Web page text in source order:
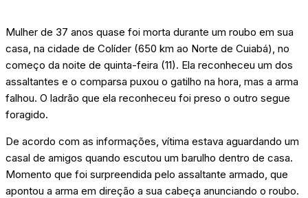
Mulher de 37 anos quase foi morta durante um roubo em sua
casa, na cidade de Colíder (650 km ao Norte de Cuiabá), no
começo da noite de quinta-feira (11). Ela reconheceu um dos
assaltantes e o comparsa puxou o gatilho na hora, mas a arma
falhou. O ladrão que ela reconheceu foi preso o outro segue
foragido.
De acordo com as informações, vítima estava aguardando um
casal de amigos quando escutou um barulho dentro de casa.
Momento que foi surpreendida pelo assaltante armado, que
apontou a arma em direção a sua cabeça anunciando o roubo.